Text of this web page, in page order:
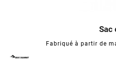
Sac
Fabriqué à partir de
